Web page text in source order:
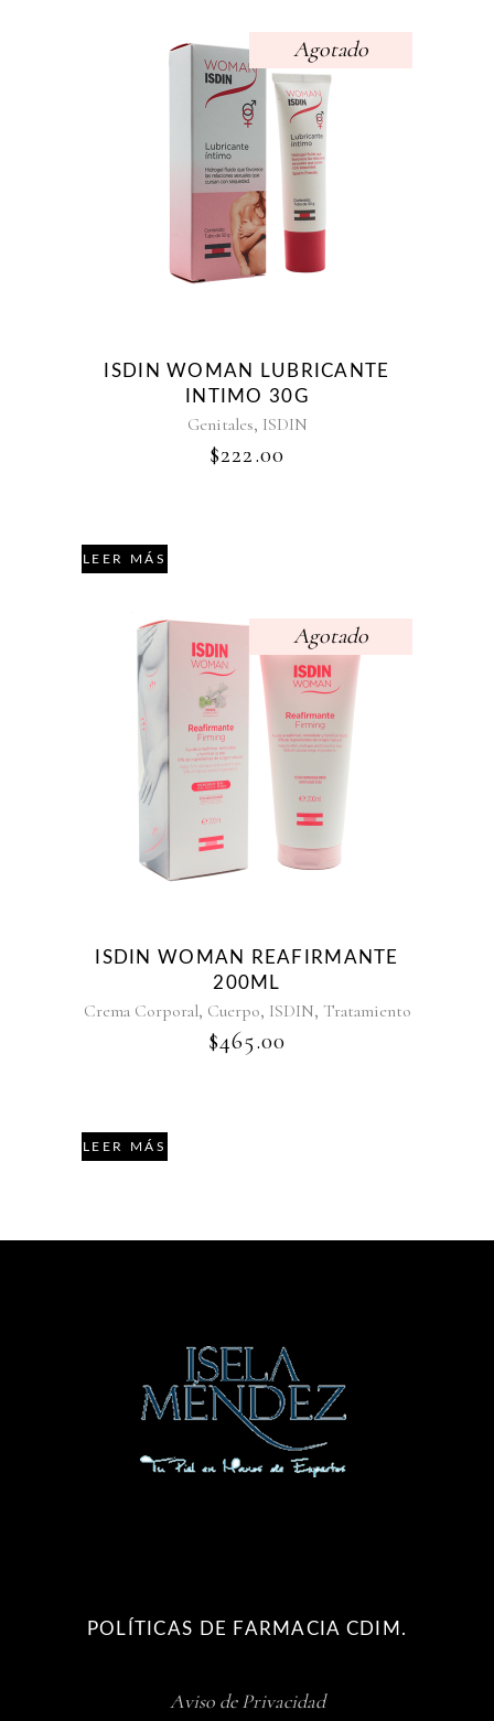
Agotado
ISDIN WOMAN LUBRICANTE
INTIMO 30G
Genitales, ISDIN
$222.00
LEER MÁS
Agotado
ISDIN WOMAN REAFIRMANTE
200ML
Crema Corporal, Cuerpo, ISDIN, Tratamiento
$465.00
LEER MÁS
POLÍTICAS DE FARMACIA CDIM.
Aviso de Privacidad